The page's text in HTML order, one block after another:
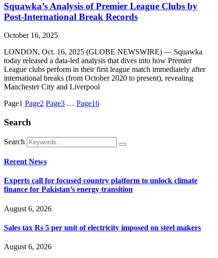
Squawka’s Analysis of Premier League Clubs by
Post-International Break Records
October 16, 2025
LONDON, Oct. 16, 2025 (GLOBE NEWSWIRE) — Squawka
today released a data-led analysis that dives into how Premier
League clubs perform in their first league match immediately after
international breaks (from October 2020 to present), revealing
Manchester City and Liverpool
Page1 Page2 Page3 … Page16
Search
Search
Recent News
Experts call for focused country platform to unlock climate
finance for Pakistan’s energy transition
August 6, 2026
Sales tax Rs 5 per unit of electricity imposed on steel makers
August 6, 2026